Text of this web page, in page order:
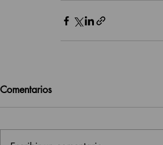
Comentarios